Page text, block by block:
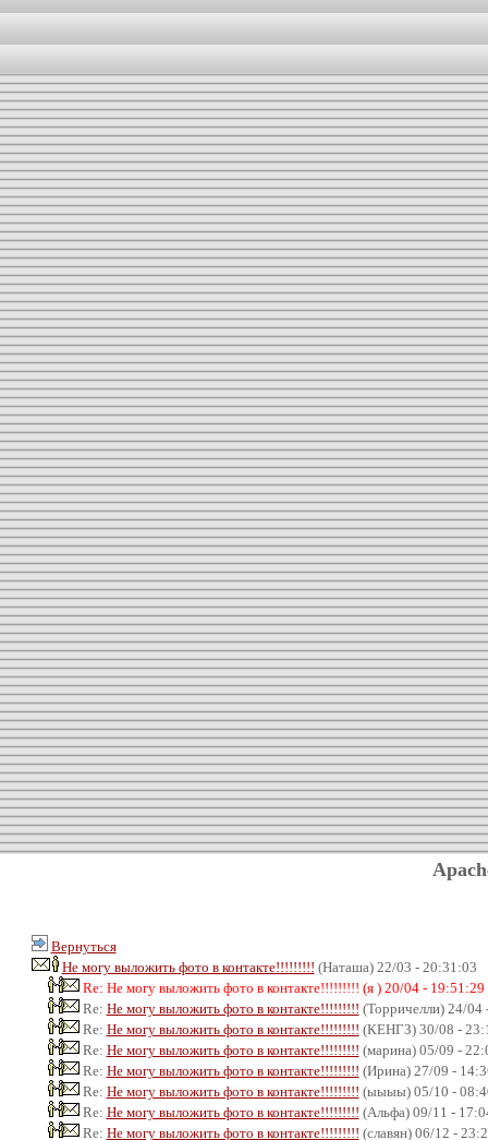
Вернуться
Не могу выложить фото в контакте!!!!!!!!! (Наташа) 22/03 - 20:31:03
Re: Не могу выложить фото в контакте!!!!!!!!! (я ) 20/04 - 19:51:29
Re: Не могу выложить фото в контакте!!!!!!!!! (Торричелли) 24/04
Re: Не могу выложить фото в контакте!!!!!!!!! (КЕНГЗ) 30/08 -
Re: Не могу выложить фото в контакте!!!!!!!!! (марина) 05/09 -
Re: Не могу выложить фото в контакте!!!!!!!!! (Ирина) 27/09 -
Re: Не могу выложить фото в контакте!!!!!!!!! (ыыыы) 05/10 -
Re: Не могу выложить фото в контакте!!!!!!!!! (Альфа) 09/11 -
Re: Не могу выложить фото в контакте!!!!!!!!! (славян) 06/12 -